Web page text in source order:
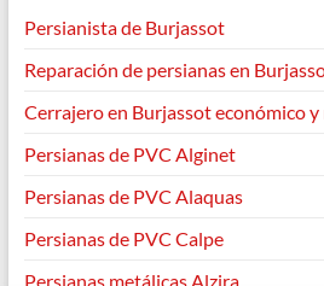
Persianista de Burjassot
Reparación de persianas en
Cerrajero en Burjassot económico
Persianas de PVC Alginet
Persianas de PVC Alaquas
Persianas de PVC Calpe
Persianas metálicas Alzira